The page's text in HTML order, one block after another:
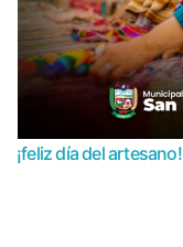
¡feliz día del artesano!